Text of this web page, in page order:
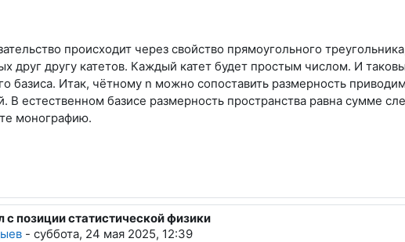
происходит через свойство прямоугольного
друг другу катетов. Каждый катет будет простым числом. И
базиса. Итак, чётному n можно сопоставить размерность
В естественном базисе размерность пространства равна сумме
монографию.
с позиции статистической физики
- суббота, 24 мая 2025, 12:39